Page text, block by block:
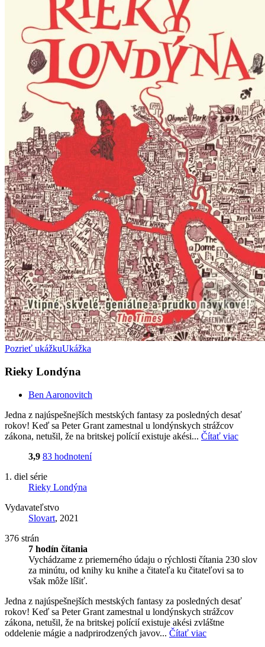
Pozrieť ukážkuUkážka
Rieky Londýna
Ben Aaronovitch
Jedna z najúspešnejších mestských fantasy za posledných desať
rokov! Keď sa Peter Grant zamestnal u londýnskych strážcov
zákona, netušil, že na britskej polícií existuje akési... Čítať viac
3,9 83 hodnotení
1. diel série
Rieky Londýna
Vydavateľstvo
Slovart, 2021
376 strán
7 hodín čítania
Vychádzame z priemerného údaju o rýchlosti čítania 230 slov
za minútu, od knihy ku knihe a čitateľa ku čitateľovi sa to
však môže líšiť.
Jedna z najúspešnejších mestských fantasy za posledných desať
rokov! Keď sa Peter Grant zamestnal u londýnskych strážcov
zákona, netušil, že na britskej polícií existuje akési zvláštne
oddelenie mágie a nadprirodzených javov... Čítať viac